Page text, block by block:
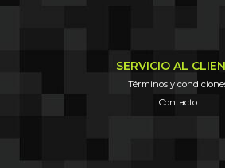
SERVICIO AL
Términos y
Contacto